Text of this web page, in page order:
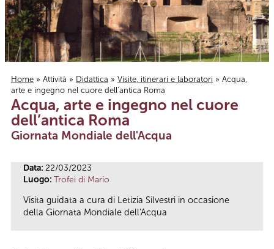
Tu sei qui
Home » Attività » Didattica » Visite, itinerari e laboratori » Acqua,
arte e ingegno nel cuore dell’antica Roma
Acqua, arte e ingegno nel cuore
dell’antica Roma
Giornata Mondiale dell'Acqua
Data: 22/03/2023
Luogo: Trofei di Mario
Visita guidata a cura di Letizia Silvestri in occasione
della Giornata Mondiale dell'Acqua